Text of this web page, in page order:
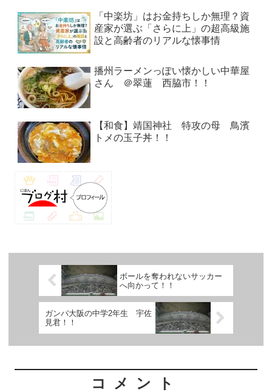
「中楽坊」はお金持ちしか無理？資
産家が選ぶ「さらに上」の超高級施
設と高齢者のリアルな懐事情
播州ラーメンっぽい懐かしい中華屋
さん ＠翠蓮 西脇市！！
【和食】靖国神社 特攻の母 鳥濱
トメの玉子丼！！
ボールを奪われないサッカー
へ向かって！！
ガンバ大阪の中学2年生 宇佐
見君！！
コメント